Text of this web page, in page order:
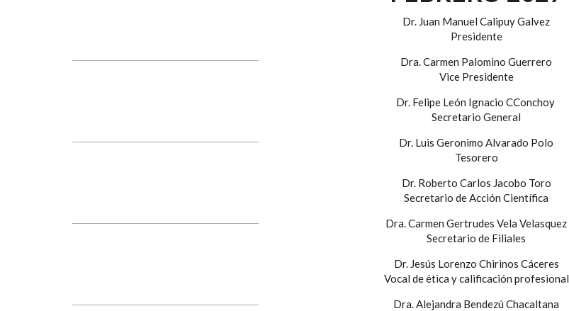
Dr. Juan Manuel Calipuy Galvez
Presidente
Dra. Carmen Palomino Guerrero
Vice Presidente
Dr. Felipe León Ignacio CConchoy
Secretario General
Dr. Luis Geronimo Alvarado Polo
Tesorero
Dr. Roberto Carlos Jacobo Toro
Secretario de Acción Científica
Dra. Carmen Gertrudes Vela Velasquez
Secretario de Filiales
Dr. Jesús Lorenzo Chirinos Cáceres
Vocal de ética y calificación profesional
Dra. Alejandra Bendezú Chacaltana